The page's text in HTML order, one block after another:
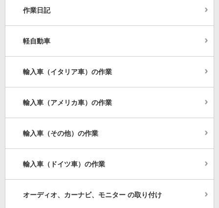
作業日記
軽自動車
輸入車（イタリア車）の作業
輸入車（アメリカ車）の作業
輸入車（その他）の作業
輸入車（ドイツ車）の作業
オーディオ、カーナビ、モニター の取り付け